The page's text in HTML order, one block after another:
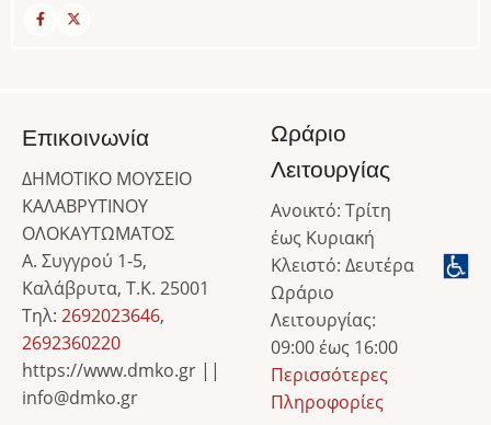
Επικοινωνία
ΔΗΜΟΤΙΚΟ ΜΟΥΣΕΙΟ
ΚΑΛΑΒΡΥΤΙΝΟΥ
ΟΛΟΚΑΥΤΩΜΑΤΟΣ
Α. Συγγρού 1-5,
Καλάβρυτα, Τ.Κ. 25001
Τηλ: 2692023646,
2692360220
https://www.dmko.gr ||
info@dmko.gr
Ωράριο
Λειτουργίας
Ανοικτό: Τρίτη
έως Κυριακή
Κλειστό: Δευτέρα
Ωράριο
Λειτουργίας:
09:00 έως 16:00
Περισσότερες
Πληροφορίες